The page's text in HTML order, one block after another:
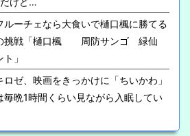
ルーチェなら大食いで樋口楓に勝てる
の挑戦「樋口楓 周防サンゴ 緑仙
」
ロゼ、映画をきっかけに「ちいかわ」
毎晩1時間くらい見ながら入眠してい